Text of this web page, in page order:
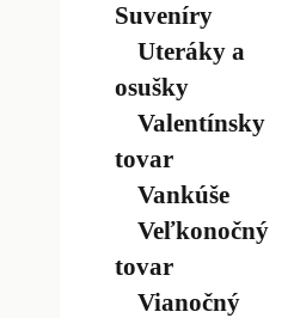
Suveníry
Uteráky a
osušky
Valentínsky
tovar
Vankúše
Veľkonočný
tovar
Vianočný